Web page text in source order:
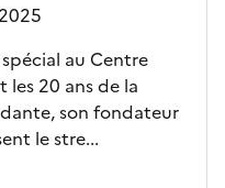
au Centre
les 20 ans de la
son fondateur
le stre...